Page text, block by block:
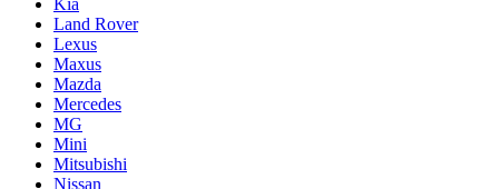
Land Rover
Lexus
Maxus
Mazda
Mercedes
MG
Mini
Mitsubishi
Nissan